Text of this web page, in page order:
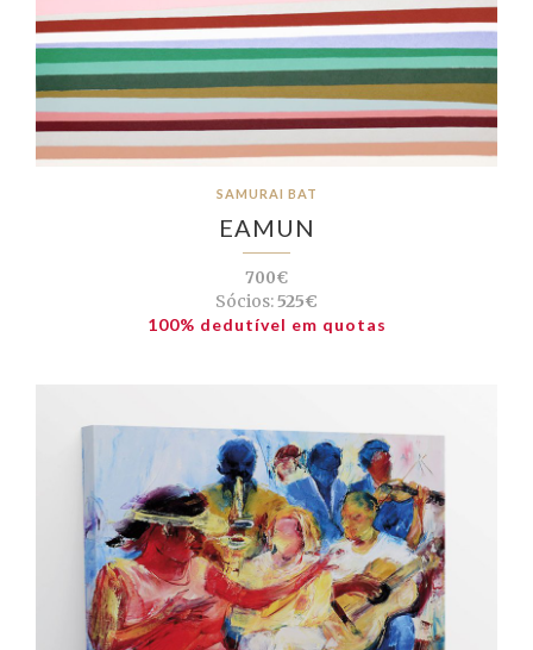
SAMURAI BAT
EAMUN
700€
Sócios:525€
100% dedutível em quotas